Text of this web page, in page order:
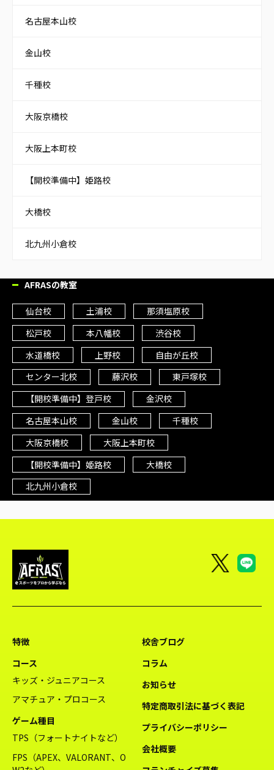
名古屋本山校
金山校
千種校
大阪京橋校
大阪上本町校
【開校準備中】姫路校
大橋校
北九州小倉校
AFRASの教室
仙台校 土浦校
那須塩原校
松戸校
本八幡校
渋谷校
水道橋校
上野校
自由が丘校
センター北校
藤沢校
東戸塚校
【開校準備中】登戸校
金沢校
名古屋本山校
金山校
千種校
大阪京橋校
大阪上本町校
【開校準備中】姫路校
大橋校
北九州小倉校
特徴
コース
キッズ・ジュニアコース
アマチュア・プロコース
ゲーム種目
TPS（フォートナイトなど）
FPS（APEX、VALORANT、O
校舎ブログ
コラム
お知らせ
特定商取引法に基づく表記
プライバシーポリシー
会社概要